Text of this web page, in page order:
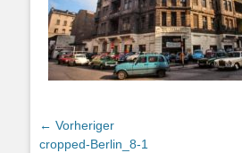
Beitragsnavigation
← Vorheriger
Vorheriger
cropped-Berlin_8-1